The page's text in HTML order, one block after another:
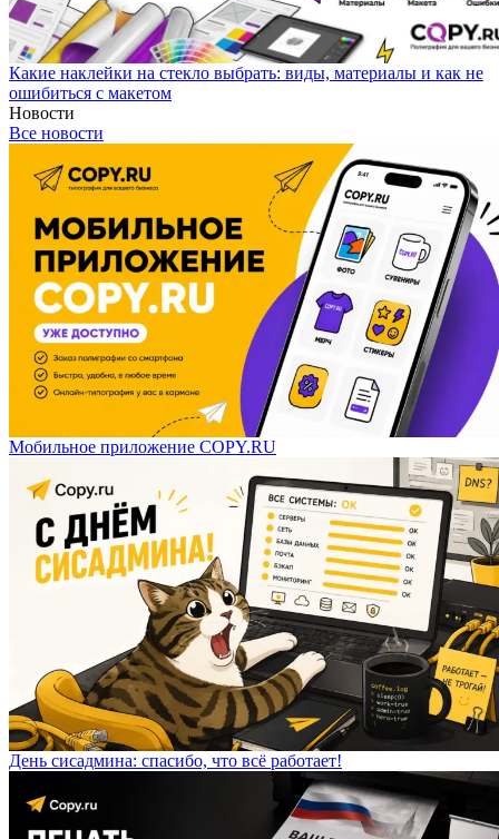
Какие наклейки на стекло выбрать: виды, материалы и как не
ошибиться с макетом
Новости
Все новости
Мобильное приложение COPY.RU
День сисадмина: спасибо, что всё работает!